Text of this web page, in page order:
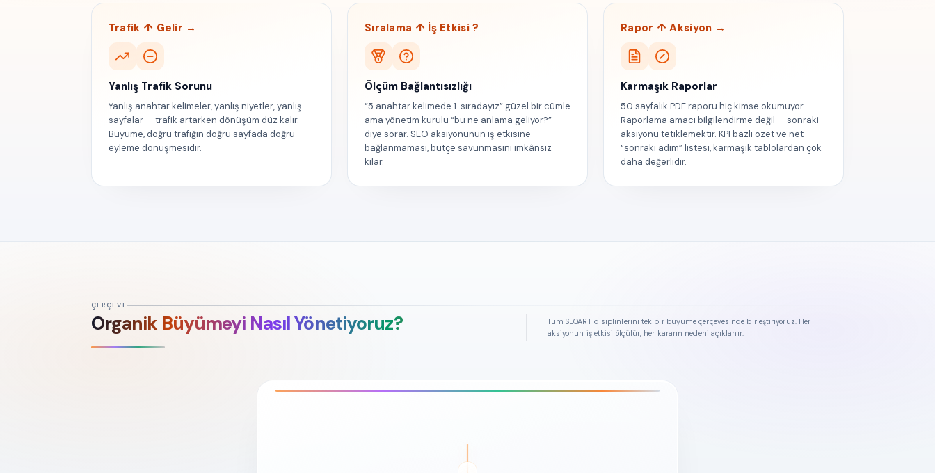
Trafik ↑ Gelir →
Yanlış Trafik Sorunu
Yanlış anahtar kelimeler, yanlış niyetler, yanlış
sayfalar — trafik artarken dönüşüm düz kalır.
Büyüme, doğru trafiğin doğru sayfada doğru
eyleme dönüşmesidir.
Sıralama ↑ İş Etkisi ?
Ölçüm Bağlantısızlığı
“5 anahtar kelimede 1. sıradayız” güzel bir cümle
ama yönetim kurulu “bu ne anlama geliyor?”
diye sorar. SEO aksiyonunun iş etkisine
bağlanmaması, bütçe savunmasını imkânsız
kılar.
Rapor ↑ Aksiyon →
Karmaşık Raporlar
50 sayfalık PDF raporu hiç kimse okumuyor.
Raporlama amacı bilgilendirme değil — sonraki
aksiyonu tetiklemektir. KPI bazlı özet ve net
“sonraki adım” listesi, karmaşık tablolardan çok
daha değerlidir.
ÇERÇEVE
Organik Büyümeyi Nasıl Yönetiyoruz?
Tüm SEOART disiplinlerini tek bir büyüme çerçevesinde birleştiriyoruz. Her
aksiyonun iş etkisi ölçülür, her kararın nedeni açıklanır.